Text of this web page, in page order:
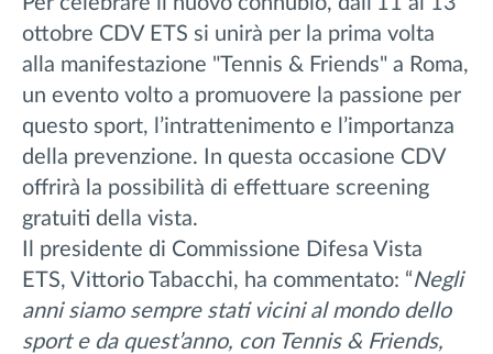
ottobre CDV ETS si unirà per la prima volta
alla manifestazione "Tennis & Friends" a Roma,
un evento volto a promuovere la passione per
questo sport, l’intrattenimento e l’importanza
della prevenzione. In questa occasione CDV
offrirà la possibilità di effettuare screening
gratuiti della vista.
Il presidente di Commissione Difesa Vista
ETS, Vittorio Tabacchi, ha commentato: “Negli
anni siamo sempre stati vicini al mondo dello
sport e da quest’anno, con Tennis & Friends,